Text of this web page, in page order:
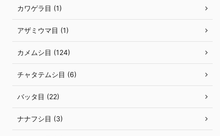
カワゲラ目 (1)
アザミウマ目 (1)
カメムシ目 (124)
チャタテムシ目 (6)
バッタ目 (22)
ナナフシ目 (3)